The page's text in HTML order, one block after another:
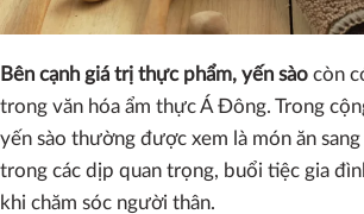
Bên cạnh giá trị thực phẩm, yến sào còn
trong văn hóa ẩm thực Á Đông. Trong
yến sào thường được xem là món ăn
trong các dịp quan trọng, buổi tiệc gia
khi chăm sóc người thân.